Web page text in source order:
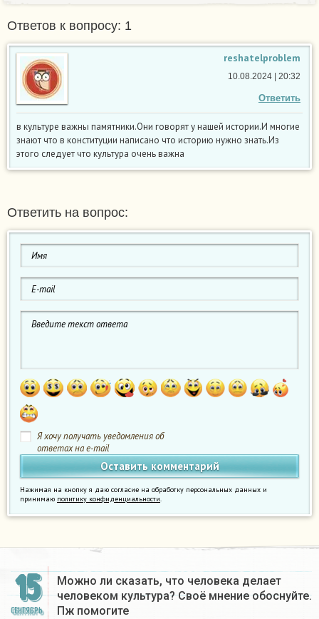
Ответов к вопросу: 1
reshatelproblem
Ответить
10.08.2024 | 20:32
в культуре важны памятники.Они говорят у нашей истории.И многие
знают что в конституции написано что историю нужно знать.Из
этого следует что культура очень важна
Ответить на вопрос:
Я хочу получать уведомления об
ответах на e-mail
Нажимая на кнопку я даю согласие на обработку персональных данных и
принимаю политику конфиденциальности.
15
СЕНТЯБРЬ
Можно ли сказать, что человека делает
человеком культура? Своё мнение обоснуйте.
Пж помогите